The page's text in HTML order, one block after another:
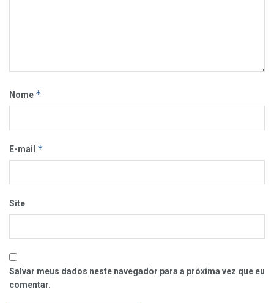
Nome *
E-mail *
Site
Salvar meus dados neste navegador para a próxima vez que eu
comentar.